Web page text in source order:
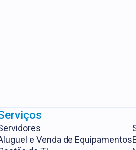
e Venda de Equipamentos